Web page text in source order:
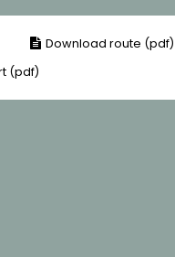
Download route (pdf)
(pdf)